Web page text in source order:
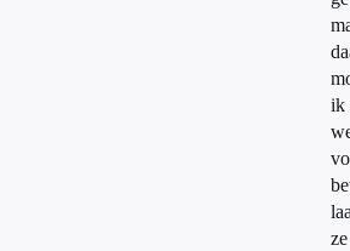
ik
ze